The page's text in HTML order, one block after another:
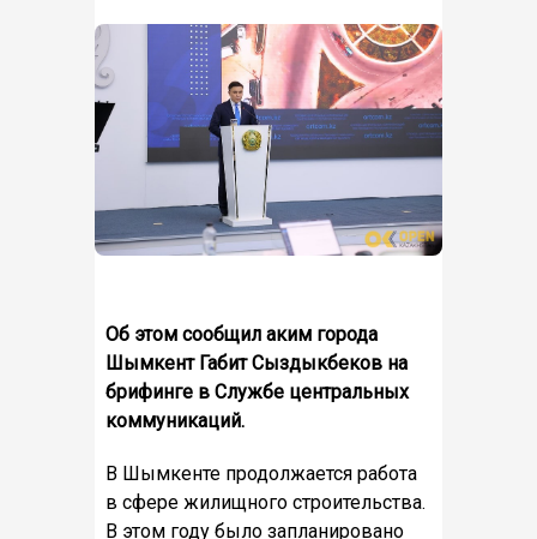
Об этом сообщил аким города
Шымкент Габит Сыздыкбеков на
брифинге в Службе центральных
коммуникаций.
В Шымкенте продолжается работа
в сфере жилищного строительства.
В этом году было запланировано